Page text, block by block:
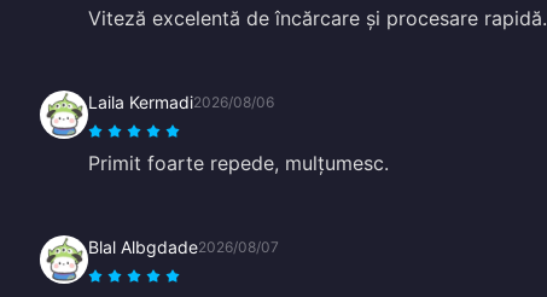
Viteză excelentă de încărcare și procesare rapidă.
Laila Kermadi2026/08/06
Primit foarte repede, mulțumesc.
Blal Albgdade2026/08/07